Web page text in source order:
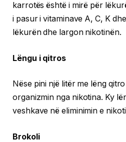
karrotës është i mirë për
i pasur i vitaminave A, C, K
lëkurën dhe largon nikotinën.
Lëngu i qitros
Nëse pini një litër me lëng
organizmin nga nikotina. Ky
veshkave në eliminimin e
Brokoli